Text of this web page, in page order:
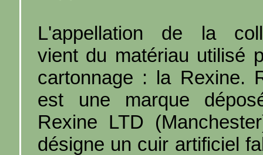
L'appellation de la
vient du matériau utilisé
cartonnage : la Rexine.
est une marque
Rexine LTD
désigne un cuir artificiel